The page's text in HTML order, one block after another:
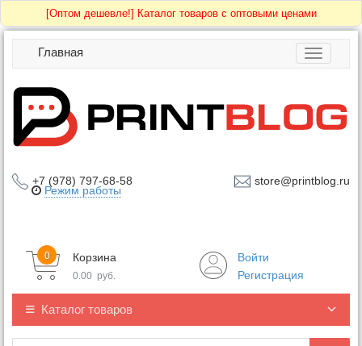
[Оптом дешевле!] Каталог товаров с оптовыми ценами
Toggle
Главная
+7 (978) 797-68-58 store@printblog.ru
Режим работы
Корзина
0
0.00 руб.
Войти
Регистрация
Каталог товаров